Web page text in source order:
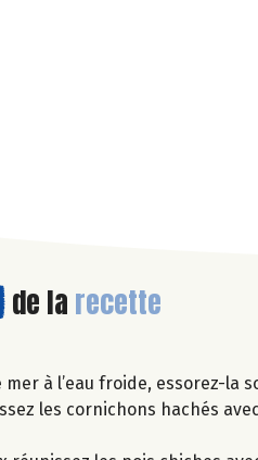
de la recette
mer à l’eau froide, essorez-
les cornichons hachés